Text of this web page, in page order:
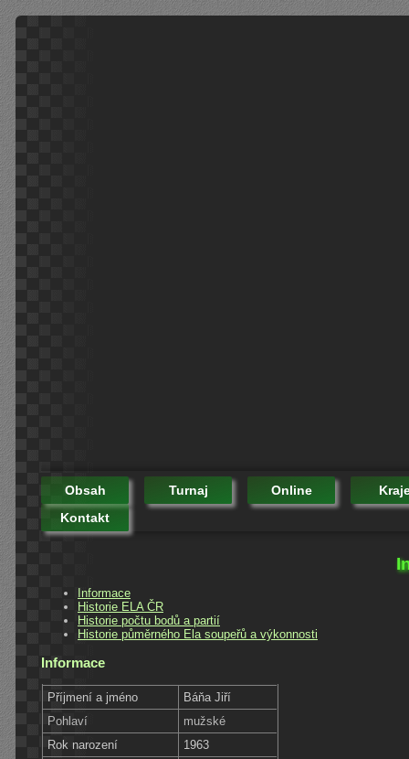
Obsah Turnaj Online
Kontakt
Informace
Historie ELA ČR
Historie počtu bodů a partií
Historie půměrného Ela soupeřů a výkonnosti
Informace
Příjmení a jméno
Báňa Jiří
Pohlaví
mužské
Rok narození
1963